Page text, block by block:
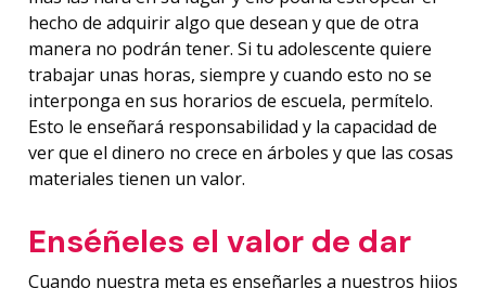
hecho de adquirir algo que desean y que de otra
manera no podrán tener. Si tu adolescente quiere
trabajar unas horas, siempre y cuando esto no se
interponga en sus horarios de escuela, permítelo.
Esto le enseñará responsabilidad y la capacidad de
ver que el dinero no crece en árboles y que las cosas
materiales tienen un valor.
Enséñeles el valor de dar
Cuando nuestra meta es enseñarles a nuestros hijos